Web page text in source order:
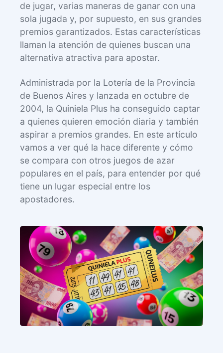
de jugar, varias maneras de ganar con una
sola jugada y, por supuesto, en sus grandes
premios garantizados. Estas características
llaman la atención de quienes buscan una
alternativa atractiva para apostar.
Administrada por la Lotería de la Provincia
de Buenos Aires y lanzada en octubre de
2004, la Quiniela Plus ha conseguido captar
a quienes quieren emoción diaria y también
aspirar a premios grandes. En este artículo
vamos a ver qué la hace diferente y cómo
se compara con otros juegos de azar
populares en el país, para entender por qué
tiene un lugar especial entre los
apostadores.